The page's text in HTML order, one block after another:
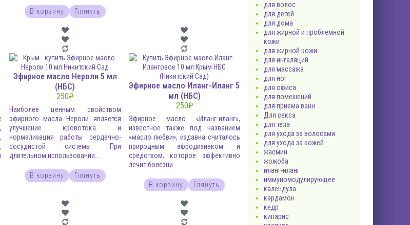
В корзину Глянуть
Эфирное масло Нероли 5 мл
(НБС)
250₽
Наиболее ценным свойством
эфирного масла Нероли является
улучшение кровотока и
нормализация работы сердечно-
сосудистой системы При
длительном использовании...
В корзину Глянуть
Эфирное масло Иланг-Иланг 5
мл (НБС)
250₽
Эфирное масло «Иланг-иланг»,
известное также под названием
«масло любви», издавна считалось
природным афродизиаком и
средством, которое эффективно
лечит болезни...
В корзину Глянуть
для волос
для детей
для дома
для жирной и проблемной
кожи
для жирной кожи
для ингаляций
для массажа
для ног
для офиса
для помешений
для приема ванн
Для секса
для тела
для ухода за волосами
для ухода за кожей
жасмин
жожоба
иланг-иланг
иммуномодулирующее
календула
кардамон
кедр
кипарис